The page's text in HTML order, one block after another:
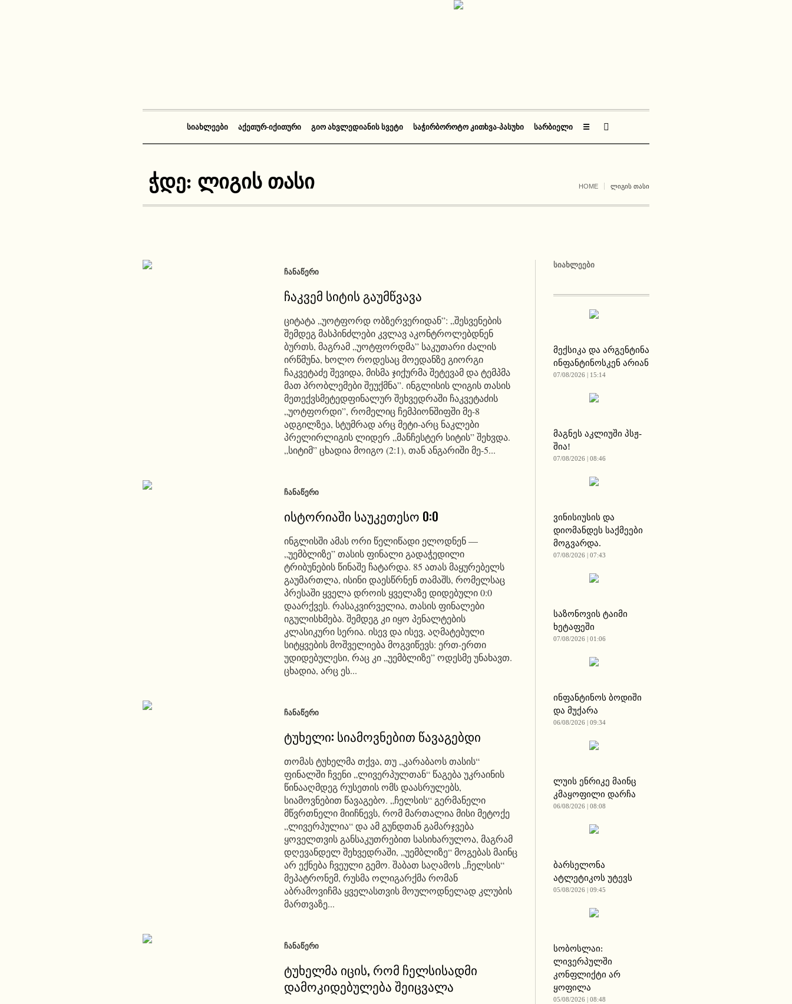
ᲡᲘᲐᲮᲚᲔᲔᲑᲘ ᲐᲥᲔᲗᲣᲠ-ᲘᲥᲘᲗᲣᲠᲘ ᲒᲘᲝ ᲐᲮᲕᲚᲔᲓᲘᲐᲜᲘᲡ ᲡᲕᲔᲢᲘ ᲡᲐᲭᲘᲠᲑᲝᲠᲝᲢᲝ ᲙᲘᲗᲮᲕᲐ-ᲞᲐᲡᲣᲮᲘ ᲡᲐᲠᲑᲘᲔᲚᲘ ☰
ჭდე: ლიგის თასი HOME ᲚᲘᲒᲘᲡ ᲗᲐᲡᲘ
ᲩᲐᲜᲐᲬᲔᲠᲘ
ჩაკვემ სიტის გაუმწვავა
ციტატა „უოტფორდ ობზერვერიდან”: „შესვენების
შემდეგ მასპინძლები კვლავ აკონტროლებდნენ
ბურთს, მაგრამ „უოტფორდმა” საკუთარი ძალის
ირწმუნა, ხოლო როდესაც მოედანზე გიორგი
ჩაკვეტაძე შევიდა, მისმა ჯიქურმა შეტევამ და ტემპმა
მათ პრობლემები შეუქმნა”. ინგლისის ლიგის თასის
მეთექვსმეტედფინალურ შეხვედრაში ჩაკვეტაძის
„უოტფორდი”, რომელიც ჩემპიონშიფში მე-8
ადგილზეა, სტუმრად არც მეტი-არც ნაკლები
პრელირლიგის ლიდერ „მანჩესტერ სიტის” შეხვდა.
„სიტიმ” ცხადია მოიგო (2:1), თან ანგარიში მე-5...
ᲩᲐᲜᲐᲬᲔᲠᲘ
ისტორიაში საუკეთესო 0:0
ინგლისში ამას ორი წელიწადი ელოდნენ —
„უემბლიზე” თასის ფინალი გადაჭედილი
ტრიბუნების წინაშე ჩატარდა. 85 ათას მაყურებელს
გაუმართლა, ისინი დაესწრნენ თამაშს, რომელსაც
პრესაში ყველა დროის ყველაზე დიდებული 0:0
დაარქვეს. რასაკვირველია, თასის ფინალები
იგულისხმება. შემდეგ კი იყო პენალტების
კლასიკური სერია. ისევ და ისევ, აღმატებული
სიტყვების მოშველიება მოგვიწევს: ერთ-ერთი
უდიდებულესი, რაც კი „უემბლიზე” ოდესმე უნახავთ.
ცხადია, არც ეს...
ᲩᲐᲜᲐᲬᲔᲠᲘ
ტუხელი: სიამოვნებით წავაგებდი
თომას ტუხელმა თქვა, თუ „კარაბაოს თასის“
ფინალში ჩვენი „ლივერპულთან“ წაგება უკრაინის
წინააღმდეგ რუსეთის ომს დაასრულებს,
სიამოვნებით წავაგებო. „ჩელსის“ გერმანელი
მწვრთნელი მიიჩნევს, რომ მართალია მისი მეტოქე
„ლივერპულია“ და ამ გუნდთან გამარჯვება
ყოველთვის განსაკუთრებით სასიხარულოა, მაგრამ
დღევანდელ შეხვედრაში, „უემბლიზე“ მოგებას მაინც
არ ექნება ჩვეული გემო. შაბათ საღამოს „ჩელსის“
მეპატრონემ, რუსმა ოლიგარქმა რომან
აბრამოვიჩმა ყველასთვის მოულოდნელად კლუბის
მართვაზე...
ᲩᲐᲜᲐᲬᲔᲠᲘ
ტუხელმა იცის, რომ ჩელსისადმი
დამოკიდებულება შეიცვალა
ᲡᲘᲐᲮᲚᲔᲔᲑᲘ
მექსიკა და არგენტინა
ინფანტინოსკენ არიან
07/08/2026 | 15:14
მაგნეს აკლიუში პსჟ-
შია!
07/08/2026 | 08:46
ვინისიუსის და
დიომანდეს საქმეები
მოგვარდა.
07/08/2026 | 07:43
საზონოვის ტაიმი
ხეტაფეში
07/08/2026 | 01:06
ინფანტინოს ბოდიში
და მუქარა
06/08/2026 | 09:34
ლუის ენრიკე მაინც
კმაყოფილი დარჩა
06/08/2026 | 08:08
ბარსელონა
ატლეტიკოს უტევს
05/08/2026 | 09:45
სობოსლაი:
ლივერპულში
კონფლიქტი არ
ყოფილა
05/08/2026 | 08:48